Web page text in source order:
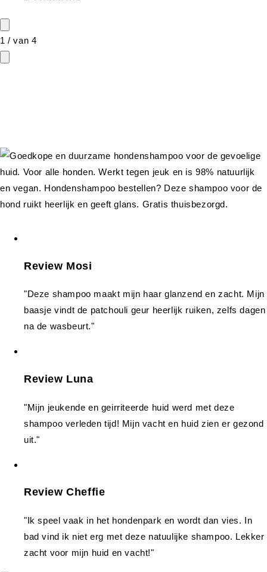
1 /van 4
Review Mosi
"Deze shampoo maakt mijn haar glanzend en zacht. Mijn
baasje vindt de patchouli geur heerlijk ruiken, zelfs dagen
na de wasbeurt."
Review Luna
"Mijn jeukende en geirriteerde huid werd met deze
shampoo verleden tijd! Mijn vacht en huid zien er gezond
uit."
Review Cheffie
"Ik speel vaak in het hondenpark en wordt dan vies. In
bad vind ik niet erg met deze natuulijke shampoo. Lekker
zacht voor mijn huid en vacht!"